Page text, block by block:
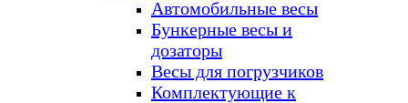
Автомобильные весы
Бункерные весы и
дозаторы
Весы для погрузчиков
Комплектующие к